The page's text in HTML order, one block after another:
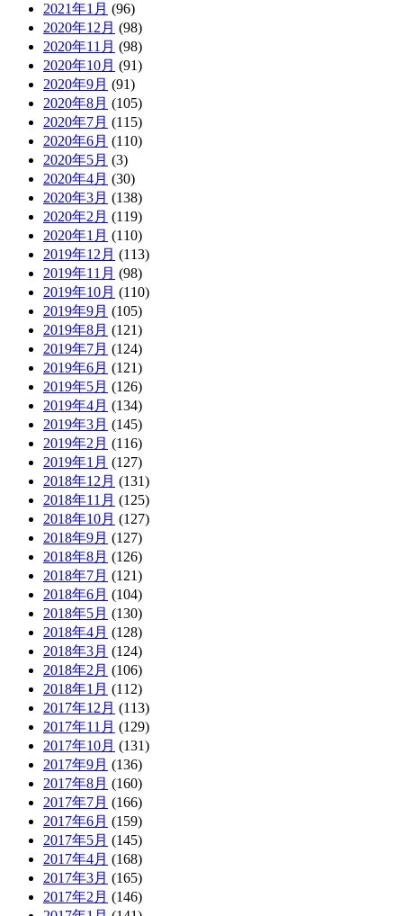
2021年1月 (96)
2020年12月 (98)
2020年11月 (98)
2020年10月 (91)
2020年9月 (91)
2020年8月 (105)
2020年7月 (115)
2020年6月 (110)
2020年5月 (3)
2020年4月 (30)
2020年3月 (138)
2020年2月 (119)
2020年1月 (110)
2019年12月 (113)
2019年11月 (98)
2019年10月 (110)
2019年9月 (105)
2019年8月 (121)
2019年7月 (124)
2019年6月 (121)
2019年5月 (126)
2019年4月 (134)
2019年3月 (145)
2019年2月 (116)
2019年1月 (127)
2018年12月 (131)
2018年11月 (125)
2018年10月 (127)
2018年9月 (127)
2018年8月 (126)
2018年7月 (121)
2018年6月 (104)
2018年5月 (130)
2018年4月 (128)
2018年3月 (124)
2018年2月 (106)
2018年1月 (112)
2017年12月 (113)
2017年11月 (129)
2017年10月 (131)
2017年9月 (136)
2017年8月 (160)
2017年7月 (166)
2017年6月 (159)
2017年5月 (145)
2017年4月 (168)
2017年3月 (165)
2017年2月 (146)